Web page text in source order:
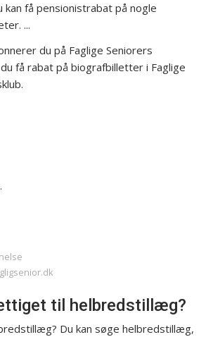
kan få pensionistrabat på nogle
...
du på Faglige Seniorers
få rabat på biografbilletter i Faglige
til helbredstillæg?
Du kan søge helbredstillæg,